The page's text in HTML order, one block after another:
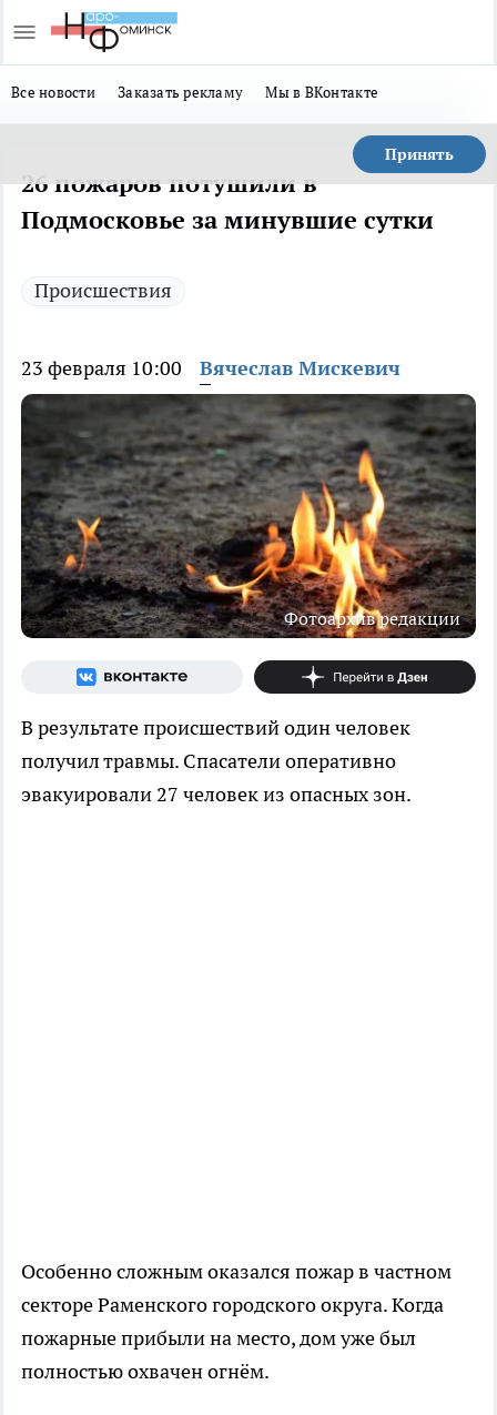
Все новости Заказать рекламу Мы в ВКонтакте
Принять
26 пожаров потушили в
Подмосковье за минувшие сутки
Происшествия
23 февраля 10:00 Вячеслав Мискевич
Фотоархив редакции
В результате происшествий один человек
получил травмы. Спасатели оперативно
эвакуировали 27 человек из опасных зон.
Особенно сложным оказался пожар в частном
секторе Раменского городского округа. Когда
пожарные прибыли на место, дом уже был
полностью охвачен огнём.